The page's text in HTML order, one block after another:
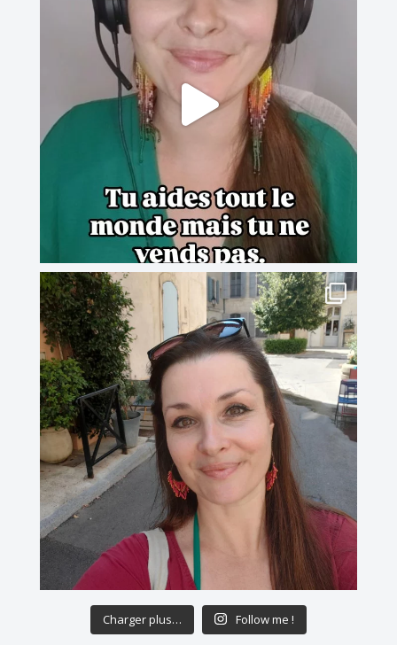
Charger plus… Follow me !